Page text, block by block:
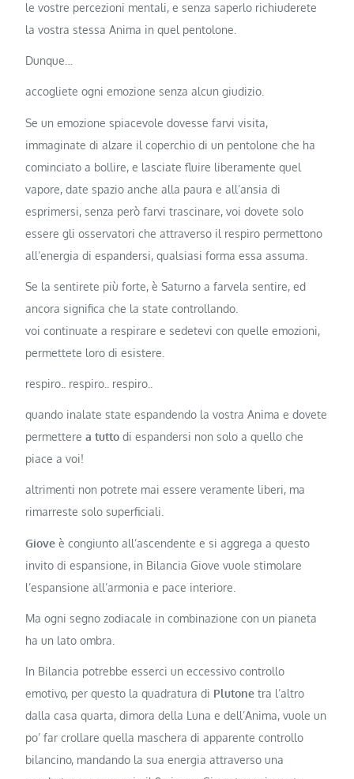
le vostre percezioni mentali, e senza saperlo richiuderete
la vostra stessa Anima in quel pentolone.
Dunque…
accogliete ogni emozione senza alcun giudizio.
Se un emozione spiacevole dovesse farvi visita,
immaginate di alzare il coperchio di un pentolone che ha
cominciato a bollire, e lasciate fluire liberamente quel
vapore, date spazio anche alla paura e all’ansia di
esprimersi, senza però farvi trascinare, voi dovete solo
essere gli osservatori che attraverso il respiro permettono
all’energia di espandersi, qualsiasi forma essa assuma.
Se la sentirete più forte, è Saturno a farvela sentire, ed
ancora significa che la state controllando.
voi continuate a respirare e sedetevi con quelle emozioni,
permettete loro di esistere.
respiro.. respiro.. respiro..
quando inalate state espandendo la vostra Anima e dovete
permetterea tutto di espandersi non solo a quello che
piace a voi!
altrimenti non potrete mai essere veramente liberi, ma
rimarreste solo superficiali.
Giove è congiunto all’ascendente e si aggrega a questo
invito di espansione, in Bilancia Giove vuole stimolare
l’espansione all’armonia e pace interiore.
Ma ogni segno zodiacale in combinazione con un pianeta
ha un lato ombra.
In Bilancia potrebbe esserci un eccessivo controllo
emotivo, per questo la quadratura di Plutone tra l’altro
dalla casa quarta, dimora della Luna e dell’Anima, vuole un
po’ far crollare quella maschera di apparente controllo
bilancino, mandando la sua energia attraverso una